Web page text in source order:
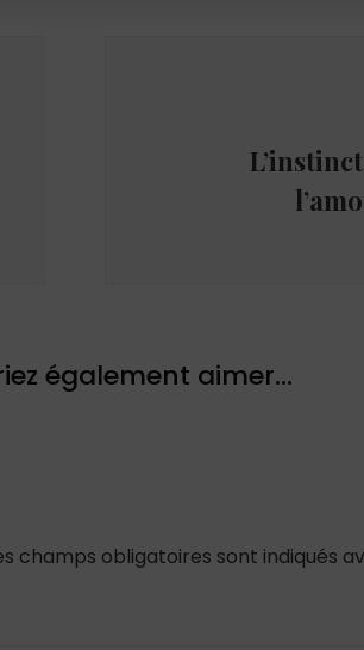
également aimer...
champs obligatoires sont indiqués